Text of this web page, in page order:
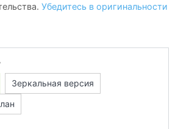
Убедитесь в оригинальности
Зеркальная версия